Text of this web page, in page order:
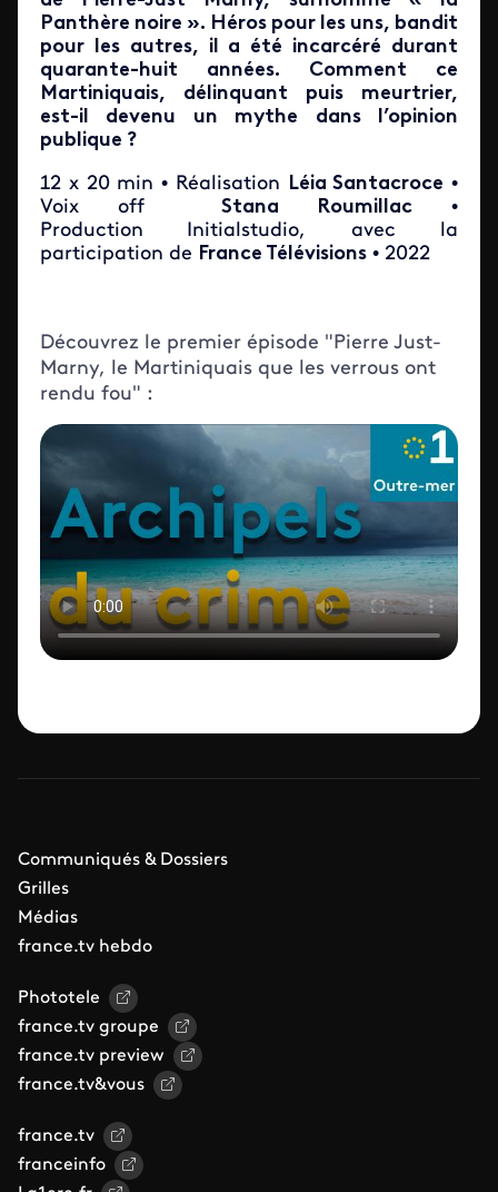
Panthère noire ». Héros pour les uns, bandit
pour les autres, il a été incarcéré durant
quarante-huit années. Comment ce
Martiniquais, délinquant puis meurtrier,
est-il devenu un mythe dans l’opinion
publique ?
12 x 20 min • Réalisation Léia Santacroce •
Voix offStana Roumillac •
Production
Initialstudio, avec la
participation de France Télévisions • 2022
Découvrez le premier épisode "Pierre Just-
Marny, le Martiniquais que les verrous ont
rendu fou" :
ID de la video FTV Preview
Communiqués & Dossiers
Grilles
Médias
france.tv hebdo
Phototele
france.tv groupe
france.tv preview
france.tv&vous
france.tv
franceinfo